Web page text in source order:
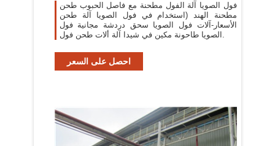
فول الصويا آلة الفول مطحنة مع فاصل الحبوب طحن
مطحنة الهند (استخدام في فول الصويا آلة طحن
الأسعار-آلات فول الصويا سحق دردشة مجانية فول
الصويا طاحونة مكين في شيدا آلة ألات طحن فول.
احصل على السعر